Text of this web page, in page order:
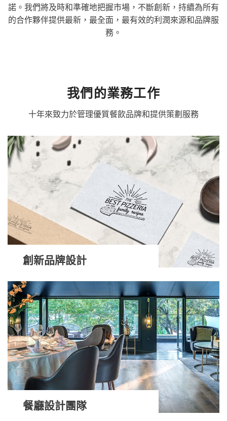
諾。我們將及時和準確地把握市場，不斷創新，持續為所有
的合作夥伴提供最新，最全面，最有效的利潤來源和品牌服
務。
我們的業務工作
十年來致力於管理優質餐飲品牌和提供策劃服務
創新品牌設計
餐廳設計團隊